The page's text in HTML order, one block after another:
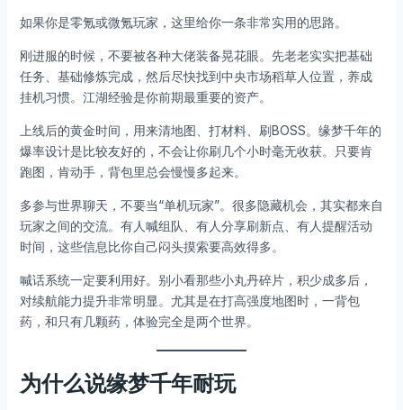
如果你是零氪或微氪玩家，这里给你一条非常实用的思路。
刚进服的时候，不要被各种大佬装备晃花眼。先老老实实把基础
任务、基础修炼完成，然后尽快找到中央市场稻草人位置，养成
挂机习惯。江湖经验是你前期最重要的资产。
上线后的黄金时间，用来清地图、打材料、刷BOSS。缘梦千年的
爆率设计是比较友好的，不会让你刷几个小时毫无收获。只要肯
跑图，肯动手，背包里总会慢慢多起来。
多参与世界聊天，不要当“单机玩家”。很多隐藏机会，其实都来自
玩家之间的交流。有人喊组队、有人分享刷新点、有人提醒活动
时间，这些信息比你自己闷头摸索要高效得多。
喊话系统一定要利用好。别小看那些小丸丹碎片，积少成多后，
对续航能力提升非常明显。尤其是在打高强度地图时，一背包
药，和只有几颗药，体验完全是两个世界。
为什么说缘梦千年耐玩